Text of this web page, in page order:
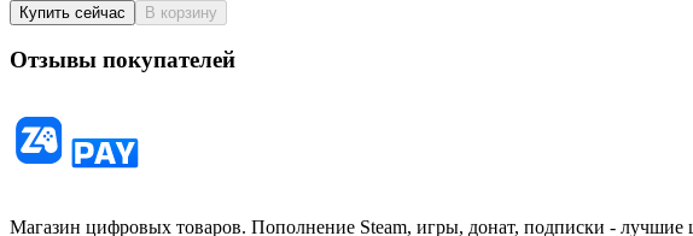
Купить сейчас В корзину
Отзывы покупателей
Магазин цифровых товаров. Пополнение Steam, игры, донат, подписки - лучшие